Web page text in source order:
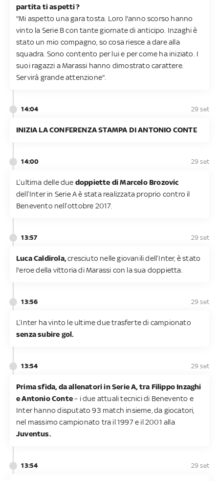
partita ti aspetti?
"Mi aspetto una gara tosta. Loro l'anno scorso hanno
vinto la Serie B con tante giornate di anticipo. Inzaghi è
stato un mio compagno, so cosa riesce a dare alla
squadra. Sono contento per lui e per come ha iniziato. I
suoi ragazzi a Marassi hanno dimostrato carattere.
Servirà grande attenzione".
14:04 29 set
INIZIA LA CONFERENZA STAMPA DI ANTONIO CONTE
14:00 29 set
L’ultima delle due doppiette di Marcelo Brozovic
dell’Inter in Serie A è stata realizzata proprio contro il
Benevento nell’ottobre 2017.
13:57 29 set
Luca Caldirola,cresciuto nelle giovanili dell’Inter, è stato
l'eroe della vittoria di Marassi con la sua doppietta.
13:56 29 set
L’Inter ha vinto le ultime due trasferte di campionato
senza subire gol.
13:54 29 set
Prima sfida, da allenatori in Serie A, tra Filippo Inzaghi
e Antonio Conte– i due attuali tecnici di Benevento e
Inter hanno disputato 93 match insieme, da giocatori,
nel massimo campionato tra il 1997 e il 2001 alla
Juventus.
13:54 29 set